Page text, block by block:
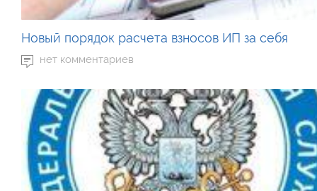
Новый порядок расчета взносов ИП за себя
нет комментариев